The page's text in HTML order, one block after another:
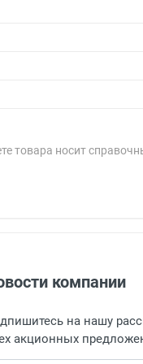
товара носит
г. Москва,
о
компании
на нашу
акционных